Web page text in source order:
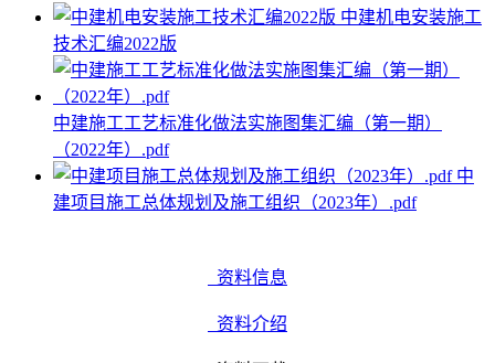
中建机电安装施工
技术汇编2022版
中建施工工艺标准化做法实施图集汇编（第一期）
（2022年）.pdf
中
建项目施工总体规划及施工组织（2023年）.pdf
资料信息
资料介绍